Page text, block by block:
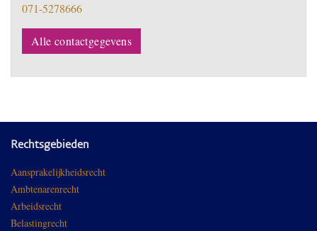
071-5278666
Alle contactgegevens
Rechtsgebieden
Aansprakelijkheidsrecht
Ambtenarenrecht
Arbeidsrecht
Belastingrecht